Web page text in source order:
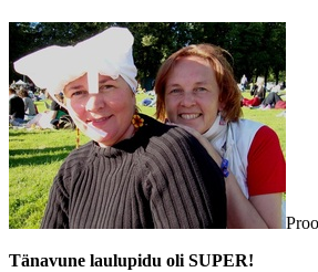
Tänavune laulupidu oli SUPER!